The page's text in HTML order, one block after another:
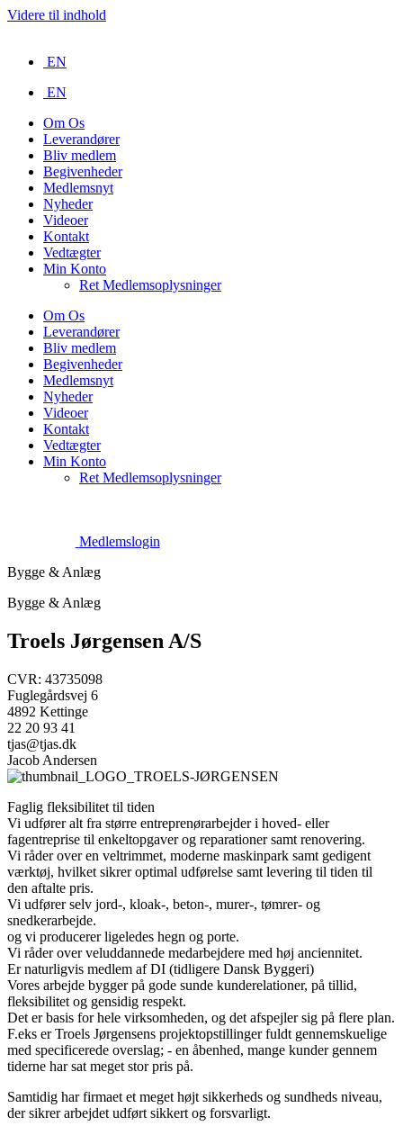
Videre til indhold
EN
EN
Om Os
Leverandører
Bliv medlem
Begivenheder
Medlemsnyt
Nyheder
Videoer
Kontakt
Vedtægter
Min Konto
Ret Medlemsoplysninger
Om Os
Leverandører
Bliv medlem
Begivenheder
Medlemsnyt
Nyheder
Videoer
Kontakt
Vedtægter
Min Konto
Ret Medlemsoplysninger
Medlemslogin
Bygge & Anlæg
Bygge & Anlæg
Troels Jørgensen A/S
CVR: 43735098
Fuglegårdsvej 6
4892 Kettinge
22 20 93 41
tjas@tjas.dk
Jacob Andersen
Faglig ​fleksibilitet ​til tiden​​
Vi udfører alt fra større entreprenørarbejder i hoved- eller
fagentreprise til enkeltopgaver og reparationer samt renovering.
Vi råder over en veltrimmet, moderne maskinpark samt gedigent
værktøj, hvilket sikrer optimal udførelse samt levering til tiden til
den aftalte pris.
Vi udfører selv jord-, kloak-, beton-, murer-, tømrer- og
snedkerarbejde.
og vi producerer ligeledes hegn og porte.
Vi råder over veluddannede medarbejdere med høj anciennitet.
Er naturligvis medlem af DI (tidligere Dansk Byggeri)
Vores arbejde bygger på gode sunde kunderelationer, på tillid,
fleksibilitet og gensidig respekt.
Det er basis for hele virksomheden, og det afspejler sig på flere plan.
F.eks er Troels Jørgensens projektopstillinger fuldt gennemskuelige
med specificerede overslag; - en åbenhed, mange kunder gennem
tiderne har sat meget stor pris på.
Samtidig har firmaet et meget højt sikkerheds og sundheds niveau,
der sikrer arbejdet udført sikkert og forsvarligt.